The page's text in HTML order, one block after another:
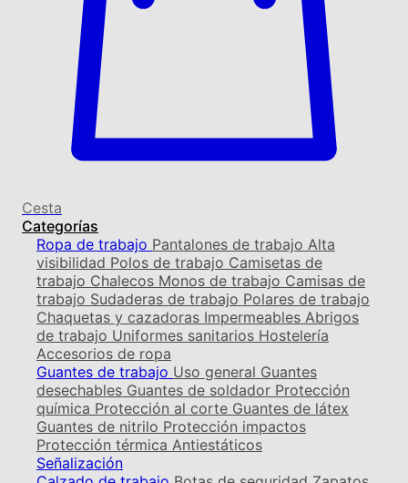
Cesta
Categorías
Ropa de trabajo Pantalones de trabajo Alta
visibilidad Polos de trabajo Camisetas de
trabajo Chalecos Monos de trabajo Camisas de
trabajo Sudaderas de trabajo Polares de trabajo
Chaquetas y cazadoras Impermeables Abrigos
de trabajo Uniformes sanitarios Hostelería
Accesorios de ropa
Guantes de trabajo Uso general Guantes
desechables Guantes de soldador Protección
química Protección al corte Guantes de látex
Guantes de nitrilo Protección impactos
Protección térmica Antiestáticos
Señalización